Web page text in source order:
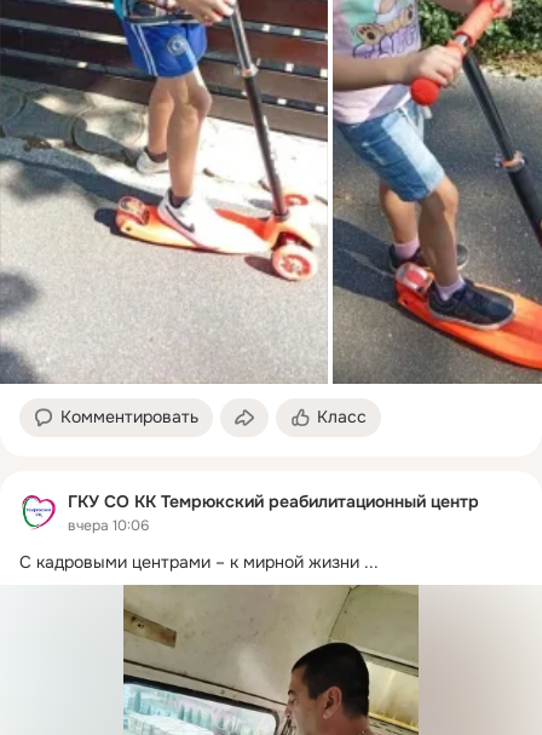
Комментировать Класс
ГКУ СО КК Темрюкский реабилитационный центр
вчера 10:06
С кадровыми центрами – к мирной жизни ...